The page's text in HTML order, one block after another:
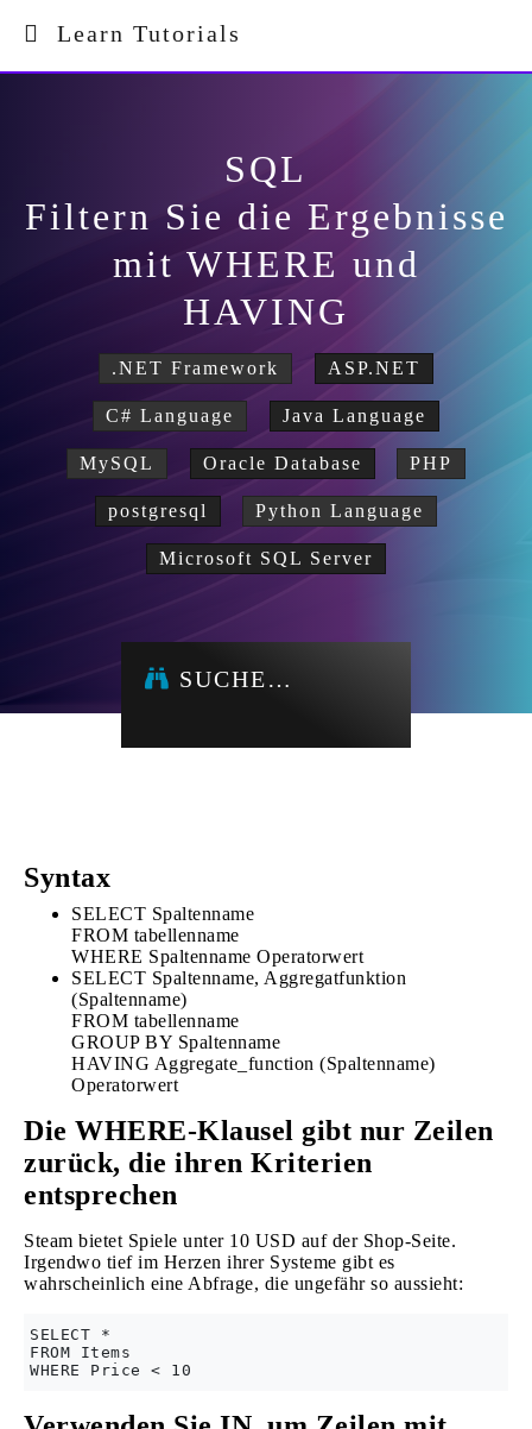
Learn Tutorials
SQL
Filtern Sie die Ergebnisse
mit WHERE und
HAVING
.NET Framework ASP.NET
C# Language Java Language
MySQL Oracle Database PHP
postgresql Python Language
Microsoft SQL Server
SUCHE…
Syntax
SELECT Spaltenname
FROM tabellenname
WHERE Spaltenname Operatorwert
SELECT Spaltenname, Aggregatfunktion
(Spaltenname)
FROM tabellenname
GROUP BY Spaltenname
HAVING Aggregate_function (Spaltenname)
Operatorwert
Die WHERE-Klausel gibt nur Zeilen
zurück, die ihren Kriterien
entsprechen
Steam bietet Spiele unter 10 USD auf der Shop-Seite.
Irgendwo tief im Herzen ihrer Systeme gibt es
wahrscheinlich eine Abfrage, die ungefähr so ​​aussieht:
SELECT *
FROM Items